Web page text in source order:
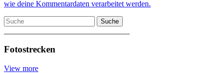
wie deine Kommentardaten verarbeitet werden.
Suche
Fotostrecken
View more